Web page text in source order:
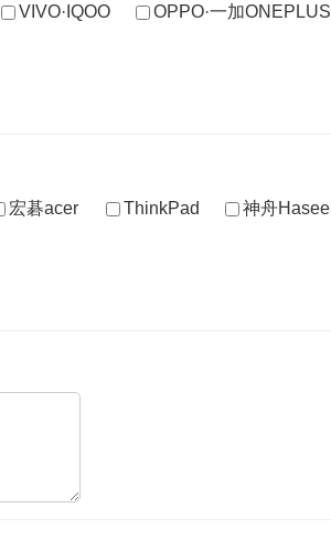
VIVO·IQOO
OPPO·一加ONEPLUS
宏碁acer ThinkPad
神舟Hasee